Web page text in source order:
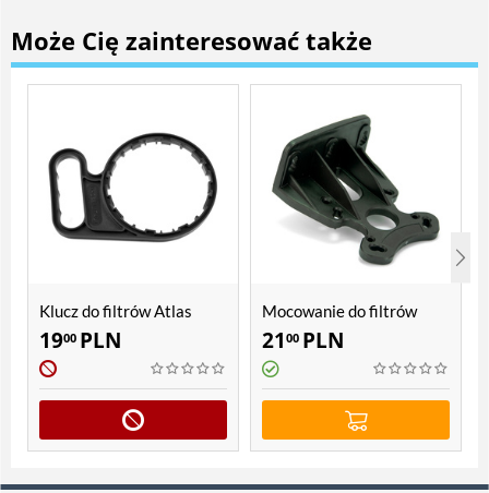
Może Cię zainteresować także
Klucz do filtrów Atlas
Filtri SX, BX
1900 PLN
Mocowanie do filtrów
Atlas Filtri SX, BX, Sanic,
Hydra
21 00 PLN